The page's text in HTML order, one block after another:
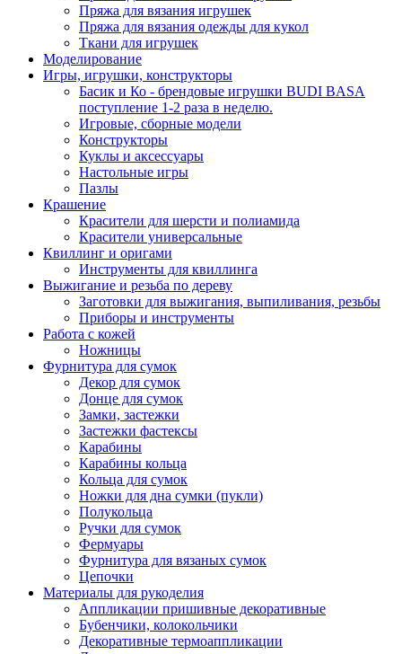
Пряжа для вязания игрушек
Пряжа для вязания одежды для кукол
Ткани для игрушек
Моделирование
Игры, игрушки, конструкторы
Басик и Ко - брендовые игрушки BUDI BASA
поступление 1-2 раза в неделю.
Игровые, сборные модели
Конструкторы
Куклы и аксессуары
Настольные игры
Пазлы
Крашение
Красители для шерсти и полиамида
Красители универсальные
Квиллинг и оригами
Инструменты для квиллинга
Выжигание и резьба по дереву
Заготовки для выжигания, выпиливания, резьбы
Приборы и инструменты
Работа с кожей
Ножницы
Фурнитура для сумок
Декор для сумок
Донце для сумок
Замки, застежки
Застежки фастексы
Карабины
Карабины кольца
Кольца для сумок
Ножки для дна сумки (пукли)
Полукольца
Ручки для сумок
Фермуары
Фурнитура для вязаных сумок
Цепочки
Материалы для рукоделия
Аппликации пришивные декоративные
Бубенчики, колокольчики
Декоративные термоаппликации